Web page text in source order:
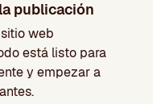
publicación
web
está listo para
y empezar a